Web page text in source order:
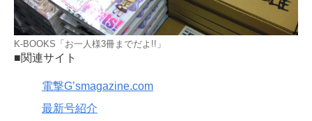
K-BOOKS「お一人様3冊までだよ!!」
■関連サイト
電撃G’smagazine.com
最新号紹介